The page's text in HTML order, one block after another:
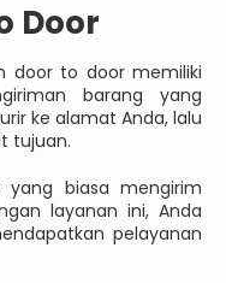
Door
door to door memiliki
barang yang
ke alamat Anda, lalu
tujuan.
yang biasa mengirim
layanan ini, Anda
pelayanan